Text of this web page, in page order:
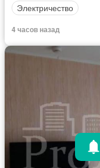
Электричество
4 часов назад